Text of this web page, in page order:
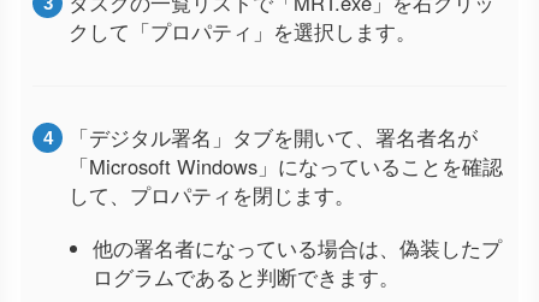
クして「プロパティ」を選択します。
「デジタル署名」タブを開いて、署名者名が
「Microsoft Windows」になっていることを確認
して、プロパティを閉じます。
他の署名者になっている場合は、偽装したプ
ログラムであると判断できます。